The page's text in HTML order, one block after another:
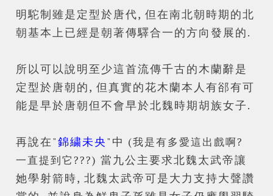
明駝制雖是定型於唐代, 但在南北朝時期的北
朝基本上已經是朝著傳驛合一的方向發展的.
所以可以說明至少這首流傳千古的木蘭辭是
定型於唐朝的, 但真實的花木蘭本人有郤有可
能是早於唐朝但不會早於北魏時期胡族女子.
再說在"錦繍未央"中 (我是有多愛這出戲啊?
一直提到它???) 當九公主要求北魏太武帝讓
她學射箭時, 北魏太武帝可是大力支持大聲讚